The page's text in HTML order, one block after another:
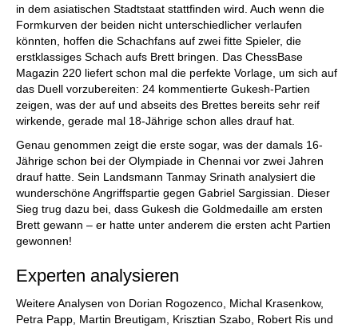
in dem asiatischen Stadtstaat stattfinden wird. Auch wenn die
Formkurven der beiden nicht unterschiedlicher verlaufen
könnten, hoffen die Schachfans auf zwei fitte Spieler, die
erstklassiges Schach aufs Brett bringen. Das ChessBase
Magazin 220 liefert schon mal die perfekte Vorlage, um sich auf
das Duell vorzubereiten: 24 kommentierte Gukesh-Partien
zeigen, was der auf und abseits des Brettes bereits sehr reif
wirkende, gerade mal 18-Jährige schon alles drauf hat.
Genau genommen zeigt die erste sogar, was der damals 16-
Jährige schon bei der Olympiade in Chennai vor zwei Jahren
drauf hatte. Sein Landsmann Tanmay Srinath analysiert die
wunderschöne Angriffspartie gegen Gabriel Sargissian. Dieser
Sieg trug dazu bei, dass Gukesh die Goldmedaille am ersten
Brett gewann – er hatte unter anderem die ersten acht Partien
gewonnen!
Experten analysieren
Weitere Analysen von Dorian Rogozenco, Michal Krasenkow,
Petra Papp, Martin Breutigam, Krisztian Szabo, Robert Ris und